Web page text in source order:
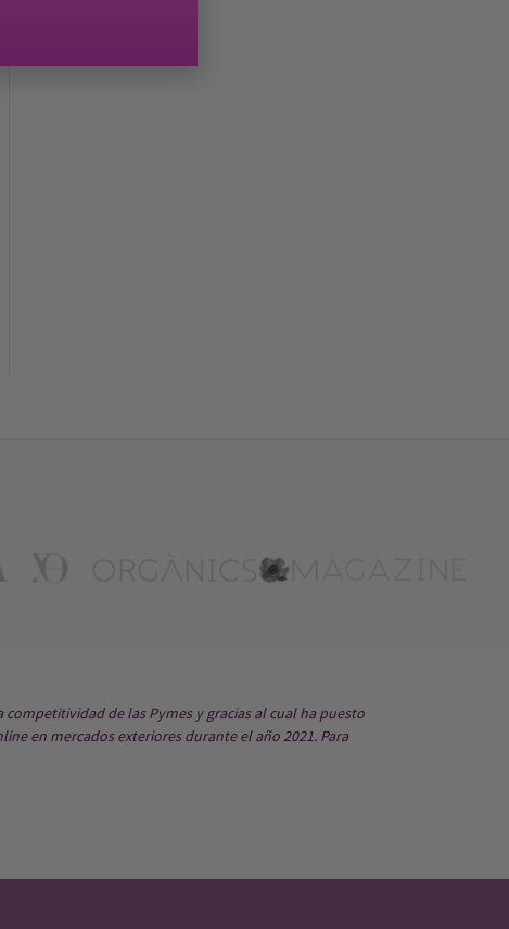
de las Pymes y gracias al cual ha puesto
en mercados exteriores durante el año 2021. Para